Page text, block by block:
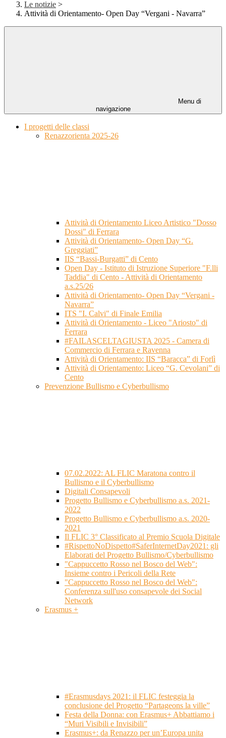
Le notizie >
Attività di Orientamento- Open Day “Vergani - Navarra”
Menu di
navigazione
I progetti delle classi
Renazzorienta 2025-26
Attività di Orientamento Liceo Artistico "Dosso
Dossi" di Ferrara
Attività di Orientamento- Open Day “G.
Greggiati”
IIS “Bassi-Burgatti” di Cento
Open Day - Istituto di Istruzione Superiore "F.lli
Taddia" di Cento - Attività di Orientamento
a.s.25/26
Attività di Orientamento- Open Day “Vergani -
Navarra”
ITS "I. Calvi" di Finale Emilia
Attività di Orientamento - Liceo "Ariosto" di
Ferrara
#FAILASCELTAGIUSTA 2025 - Camera di
Commercio di Ferrara e Ravenna
Attività di Orientamento: IIS “Baracca” di Forlì
Attività di Orientamento: Liceo “G. Cevolani” di
Cento
Prevenzione Bullismo e Cyberbullismo
07.02.2022: AL FLIC Maratona contro il
Bullismo e il Cyberbullismo
Digitali Consapevoli
Progetto Bullismo e Cyberbullismo a.s. 2021-
2022
Progetto Bullismo e Cyberbullismo a.s. 2020-
2021
Il FLIC 3° Classificato al Premio Scuola Digitale
#RispettoNoDispetto#SaferInternetDay2021: gli
Elaborati del Progetto Bullismo/Cyberbullismo
"Cappuccetto Rosso nel Bosco del Web":
Insieme contro i Pericoli della Rete
"Cappuccetto Rosso nel Bosco del Web":
Conferenza sull'uso consapevole dei Social
Network
Erasmus +
#Erasmusdays 2021: il FLIC festeggia la
conclusione del Progetto “Partageons la ville”
Festa della Donna: con Erasmus+ Abbattiamo i
“Muri Visibili e Invisibili”
Erasmus+: da Renazzo per un’Europa unita